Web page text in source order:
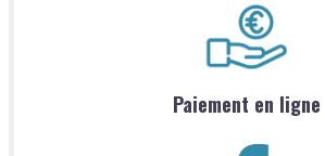
Paiement en ligne